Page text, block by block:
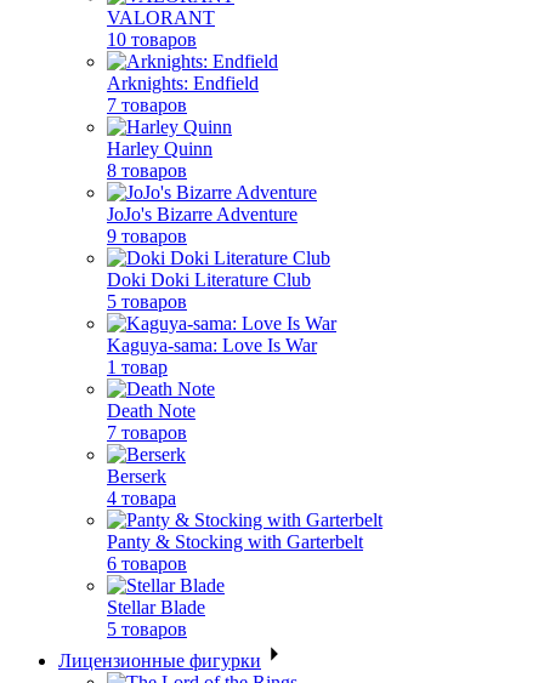
VALORANT
10 товаров
Arknights: Endfield
7 товаров
Harley Quinn
8 товаров
JoJo's Bizarre Adventure
9 товаров
Doki Doki Literature Club
5 товаров
Kaguya-sama: Love Is War
1 товар
Death Note
7 товаров
Berserk
4 товара
Panty & Stocking with Garterbelt
6 товаров
Stellar Blade
5 товаров
Лицензионные фигурки